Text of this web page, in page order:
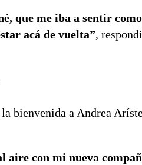
que me iba a sentir
acá de vuelta”,
bienvenida a Andrea
aire con mi nueva